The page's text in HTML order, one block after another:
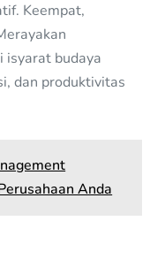
Keempat,
isyarat budaya
dan produktivitas
Anda